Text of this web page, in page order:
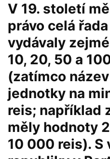
V 19. století
právo celá
vydávaly
10, 20, 50 a
(zatímco
jednotky na
reis; například
měly hodnoty
10 000 reis). S